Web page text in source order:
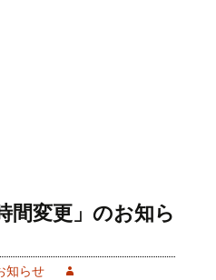
間変更」のお知ら
知らせ